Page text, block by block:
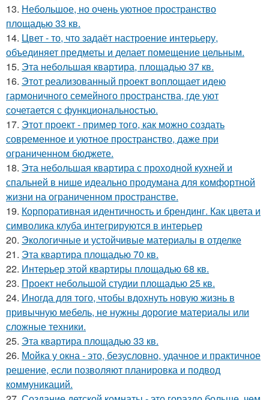
13. Небольшое, но очень уютное пространство
площадью 33 кв.
14. Цвет - то, что задаёт настроение интерьеру,
объединяет предметы и делает помещение цельным.
15. Эта небольшая квартира, площадью 37 кв.
16. Этот реализованный проект воплощает идею
гармоничного семейного пространства, где уют
сочетается с функциональностью.
17. Этот проект - пример того, как можно создать
современное и уютное пространство, даже при
ограниченном бюджете.
18. Эта небольшая квартира с проходной кухней и
спальней в нише идеально продумана для комфортной
жизни на ограниченном пространстве.
19. Корпоративная идентичность и брендинг. Как цвета и
символика клуба интегрируются в интерьер
20. Экологичные и устойчивые материалы в отделке
21. Эта квартира площадью 70 кв.
22. Интерьер этой квартиры площадью 68 кв.
23. Проект небольшой студии площадью 25 кв.
24. Иногда для того, чтобы вдохнуть новую жизнь в
привычную мебель, не нужны дорогие материалы или
сложные техники.
25. Эта квартира площадью 33 кв.
26. Мойка у окна - это, безусловно, удачное и практичное
решение, если позволяют планировка и подвод
коммуникаций.